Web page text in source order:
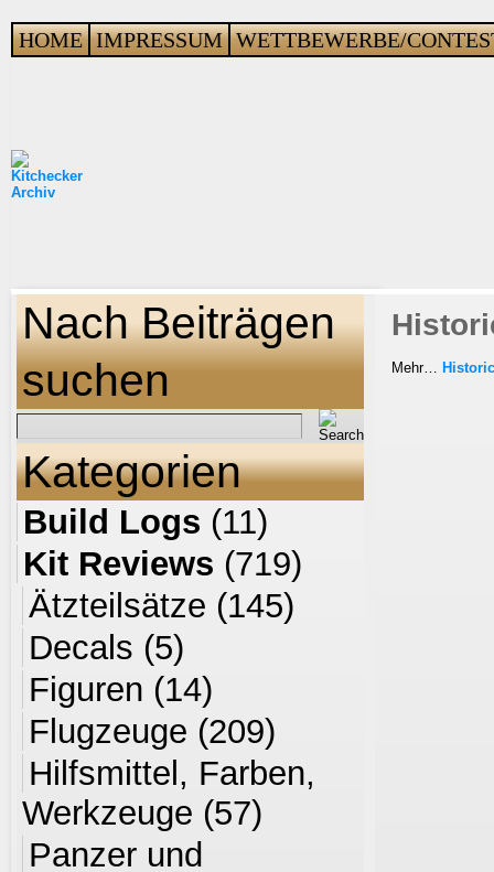
HOME IMPRESSUM WETTBEWERBE/
Nach Beiträgen
suchen
Kategorien
Build Logs (11)
Kit Reviews (719)
Ätzteilsätze (145)
Decals (5)
Figuren (14)
Flugzeuge (209)
Hilfsmittel, Farben,
Werkzeuge (57)
Panzer und
Mehr…